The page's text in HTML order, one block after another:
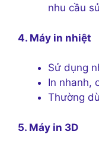
nhu cầu
4. Máy in nhiệt
Sử dụng
In nhanh,
Thường
5. Máy in 3D